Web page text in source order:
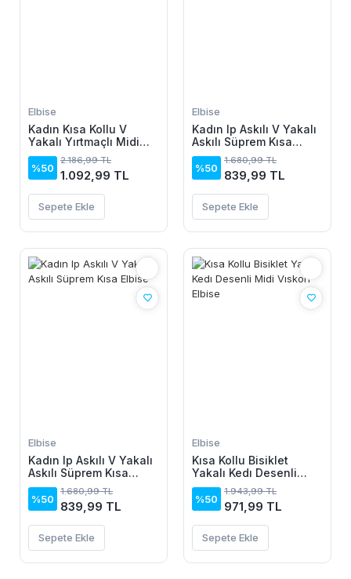
Elbise
Kadın Kısa Kollu V
Yakalı Yırtmaçlı Midi
Boy Viskon Elbise
%50
2.186,99 TL
1.092,99 TL
Sepete Ekle
Elbise
Kadın Ip Askılı V Yakalı
Askılı Süprem Kısa
Elbise
%50
1.680,99 TL
839,99 TL
Sepete Ekle
Elbise
Kadın Ip Askılı V Yakalı
Askılı Süprem Kısa
Elbise
%50
1.680,99 TL
839,99 TL
Sepete Ekle
Elbise
Kısa Kollu Bisiklet
Yakalı Kedı Desenli
Midi Vıskon Elbise
%50
1.943,99 TL
971,99 TL
Sepete Ekle